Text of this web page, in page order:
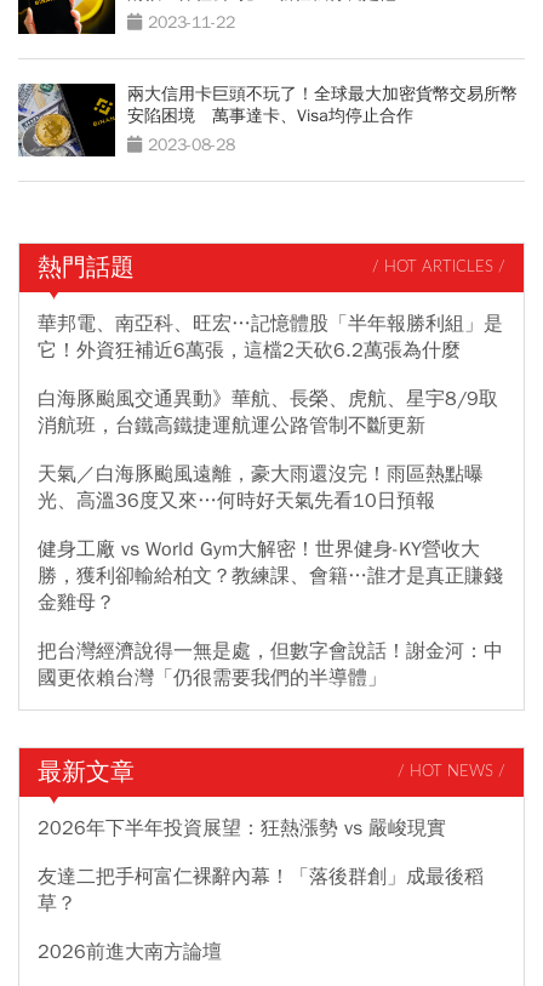
2023-11-22
兩大信用卡巨頭不玩了！全球最大加密貨幣交易所幣
安陷困境 萬事達卡、Visa均停止合作
2023-08-28
熱門話題 / HOT ARTICLES /
華邦電、南亞科、旺宏…記憶體股「半年報勝利組」是
它！外資狂補近6萬張，這檔2天砍6.2萬張為什麼
白海豚颱風交通異動》華航、長榮、虎航、星宇8/9取
消航班，台鐵高鐵捷運航運公路管制不斷更新
天氣／白海豚颱風遠離，豪大雨還沒完！雨區熱點曝
光、高溫36度又來…何時好天氣先看10日預報
健身工廠 vs World Gym大解密！世界健身-KY營收大
勝，獲利卻輸給柏文？教練課、會籍…誰才是真正賺錢
金雞母？
把台灣經濟說得一無是處，但數字會說話！謝金河：中
國更依賴台灣「仍很需要我們的半導體」
最新文章 / HOT NEWS /
2026年下半年投資展望：狂熱漲勢 vs 嚴峻現實
友達二把手柯富仁裸辭內幕！「落後群創」成最後稻
草？
2026前進大南方論壇